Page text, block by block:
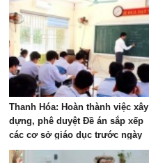
Thanh Hóa: Hoàn thành việc xây
dựng, phê duyệt Đề án sắp xếp
các cơ sở giáo dục trước ngày
15/8